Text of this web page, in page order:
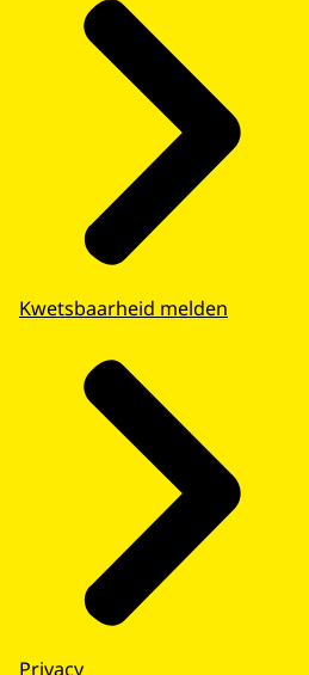
Kwetsbaarheid melden
Privacy